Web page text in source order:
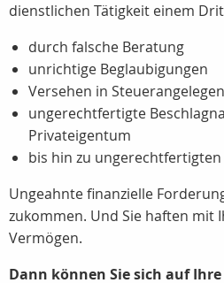
dienstlichen Tätigkeit einem
durch falsche Beratung
unrichtige Beglaubigungen
Versehen in
ungerechtfertigte
Privateigentum
bis hin zu
Ungeahnte finanzielle
zukommen. Und Sie haften mit
Vermögen.
Dann können Sie sich auf Ihre